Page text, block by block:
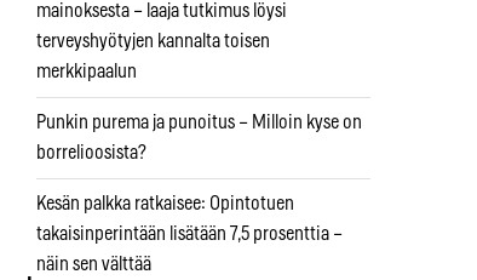
mainoksesta – laaja tutkimus löysi
terveyshyötyjen kannalta toisen
merkkipaalun
Punkin purema ja punoitus – Milloin kyse on
borrelioosista?
Kesän palkka ratkaisee: Opintotuen
takaisinperintään lisätään 7,5 prosenttia –
näin sen välttää